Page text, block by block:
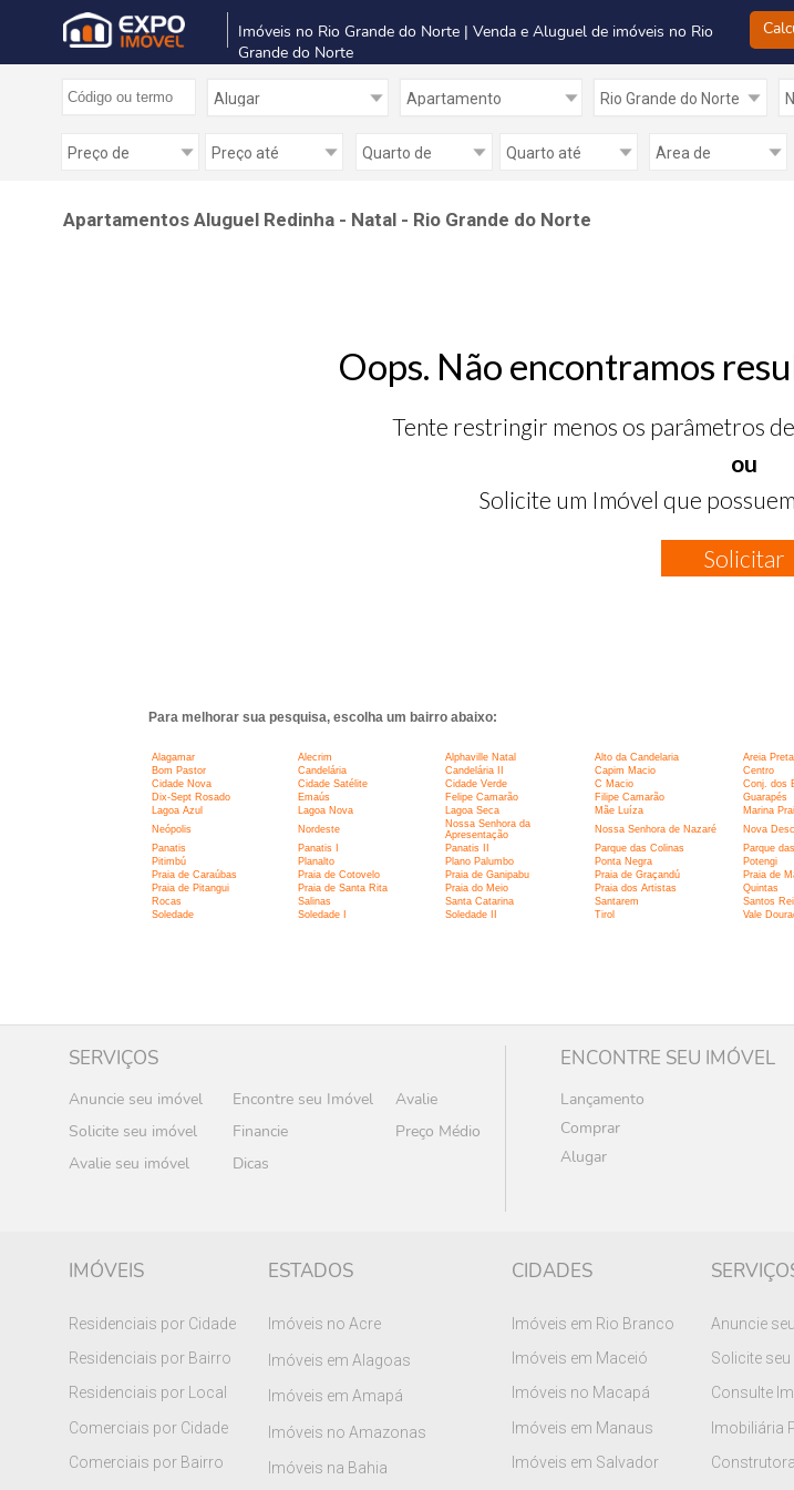
Imóveis no Rio Grande do Norte | Venda e Aluguel de imóveis no Rio
Grande do Norte
Apartamentos Aluguel Redinha - Natal - Rio Grande do Norte
Oops. Não encontramos
Tente restringir menos os parâmetros
ou
Solicite um Imóvel que
Solicitar
Para melhorar sua pesquisa, escolha um bairro abaixo:
Alagamar Alecrim Alphaville Natal Alto da Candelaria Areia Preta
Bom Pastor
Candelária Candelária II Capim Macio Centro
Cidade Nova
Cidade Satélite Cidade Verde C Macio Conj. dos
Dix-Sept Rosado
Emaús Felipe Camarão Filipe Camarão Guarapés
Lagoa Azul
Lagoa Nova Lagoa Seca Mãe Luíza Marina
Neópolis
Nordeste
Nossa Senhora da
Apresentação
Nossa Senhora de Nazaré Nova
Panatis
Panatis I Panatis II Parque das Colinas Parque
Pitimbú
Planalto Plano Palumbo Ponta Negra Potengi
Praia de Caraúbas
Praia de Cotovelo Praia de Ganipabu Praia de Graçandú Praia de
Praia de Pitangui
Praia de Santa Rita Praia do Meio Praia dos Artistas Quintas
Rocas
Salinas Santa Catarina Santarem Santos
Soledade
Soledade I Soledade II Tirol Vale
SERVIÇOS
Anuncie seu imóvel Encontre seu Imóvel
Avalie
Solicite seu imóvel
Financie
Preço Médio
Avalie seu imóvel
Dicas
ENCONTRE SEU IMÓVEL
Lançamento
Comprar
Alugar
IMÓVEIS
Residenciais por Cidade
Residenciais por Bairro
Residenciais por Local
Comerciais por Cidade
Comerciais por Bairro
ESTADOS
Imóveis no Acre
Imóveis em Alagoas
Imóveis em Amapá
Imóveis no Amazonas
Imóveis na Bahia
CIDADES
Imóveis em Rio Branco
Imóveis em Maceió
Imóveis no Macapá
Imóveis em Manaus
Imóveis em Salvador
Anuncie
Solicite seu
Consulte
Imobiliária